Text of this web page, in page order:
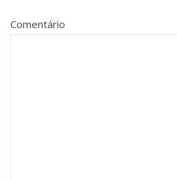
Comentário